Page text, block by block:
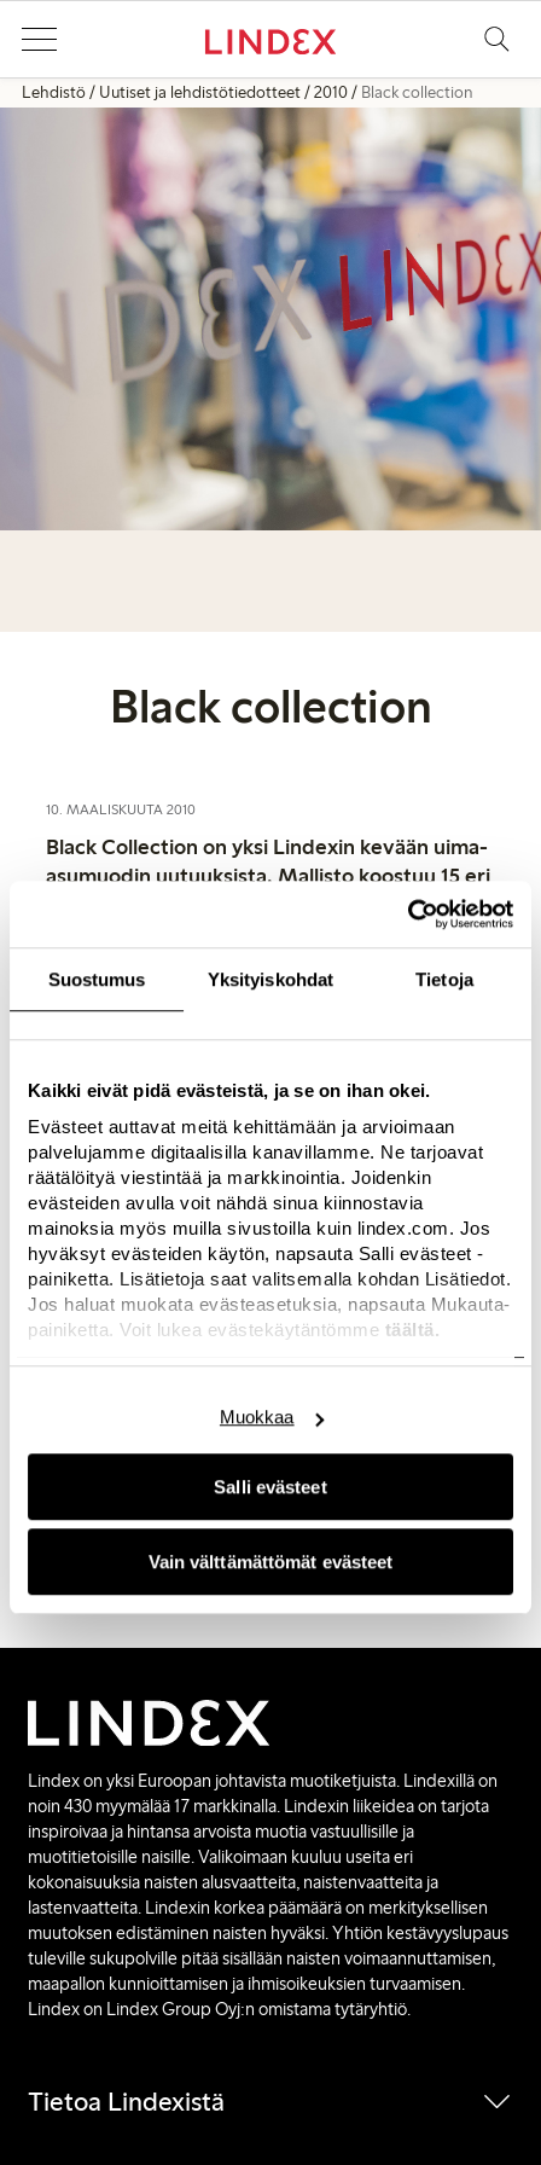
Suostumus Yksityiskohdat Tietoja
Kaikki eivät pidä evästeistä, ja se on ihan okei.
Evästeet auttavat meitä kehittämään ja arvioimaan
palvelujamme digitaalisilla kanavillamme. Ne tarjoavat
räätälöityä viestintää ja markkinointia. Joidenkin
evästeiden avulla voit nähdä sinua kiinnostavia
mainoksia myös muilla sivustoilla kuin lindex.com. Jos
hyväksyt evästeiden käytön, napsauta Salli evästeet -
painiketta. Lisätietoja saat valitsemalla kohdan Lisätiedot.
Jos haluat muokata evästeasetuksia, napsauta Mukauta-
painiketta. Voit lukea evästekäytäntömme täältä.
Salli evästeet
Muokkaa
Vain välttämättömät evästeet
Lehdistö Uutiset ja lehdistötiedotteet 2010 Black collection
Black collection
10. MAALISKUUTA 2010
Black Collection on yksi Lindexin kevään uima-
asumuodin uutuuksista. Mallisto koostuu 15 eri
tuotteesta, jotka on valmistettu mustasta,
ylellisen kiiltävästä materiaalista. Uima-asuissa
renkaita.
bikinit ja topatut kaaribikinit, jotka yhdistetään eri
bikinihousumallien, kuten korkeiden
boksereiden, tangojen ja tai-mallien kanssa. Ylä-
ja alaosia voi yhdistellä oman mielensä mukaan.
Lisää kuvia Black Collection -mallistosta ja
muista Lindexin uima-asuista löytyy osoitteesta
www.lindex.com /
Lisätietoja:
Lindex on yksi Euroopan johtavista muotiketjuista. Lindexillä on
noin 430 myymälää 17 markkinalla. Lindexin liikeidea on tarjota
inspiroivaa ja hintansa arvoista muotia vastuullisille ja
muotitietoisille naisille. Valikoimaan kuuluu useita eri
kokonaisuuksia naisten alusvaatteita, naistenvaatteita ja
lastenvaatteita. Lindexin korkea päämäärä on merkityksellisen
muutoksen edistäminen naisten hyväksi. Yhtiön kestävyyslupaus
tuleville sukupolville pitää sisällään naisten voimaannuttamisen,
maapallon kunnioittamisen ja ihmisoikeuksien turvaamisen.
Lindex on Lindex Group Oyj:n omistama tytäryhtiö.
Tietoa Lindexistä